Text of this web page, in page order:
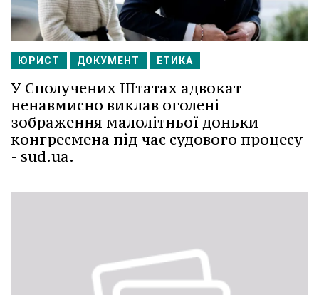
ЮРИСТ ДОКУМЕНТ ЕТИКА
У Сполучених Штатах адвокат
ненавмисно виклав оголені
зображення малолітньої доньки
конгресмена під час судового процесу
- sud.ua.